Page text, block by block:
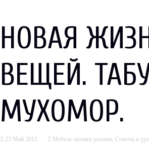
НОВАЯ
ВЕЩЕЙ.
МУХОМОР.
23 Май 2011 Мебель своими руками, Советы и